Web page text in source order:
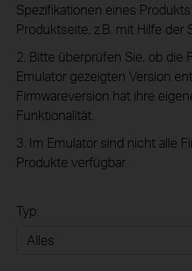
Spezifikationen eines
Produktseite, z.B. mit Hilfe der
2. Bitte überprüfen Sie, ob die
Emulator gezeigten Version
Firmwareversion hat ihre
Funktionalität.
3. Im Emulator sind nicht alle
Produkte verfügbar.
Typ: